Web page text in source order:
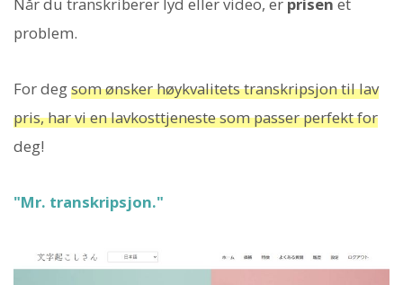
problem.
For degsom ønsker høykvalitets transkripsjon til lav
pris, har vi en lavkosttjeneste som passer perfekt for
deg!
"Mr. transkripsjon."